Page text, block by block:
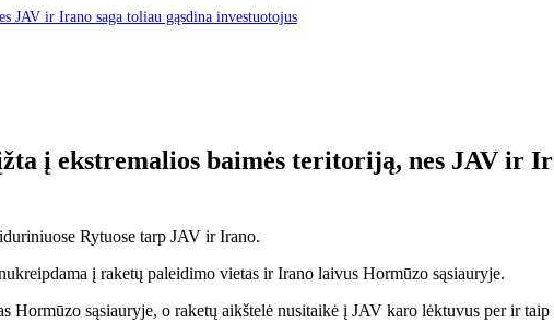
JAV ir Irano saga toliau gąsdina investuotojus
į ekstremalios baimės teritoriją, nes JAV ir
Rytuose tarp JAV ir Irano.
į raketų paleidimo vietas ir Irano laivus Hormūzo sąsiauryje.
Hormūzo sąsiauryje, o raketų aikštelė nusitaikė į JAV karo lėktuvus per ir taip